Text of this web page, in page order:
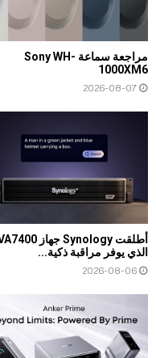
مراجعة سماعة Sony WH-
1000XM6
2026-08-07
الذي يوفر مراقبة ذكية...
2026-08-06